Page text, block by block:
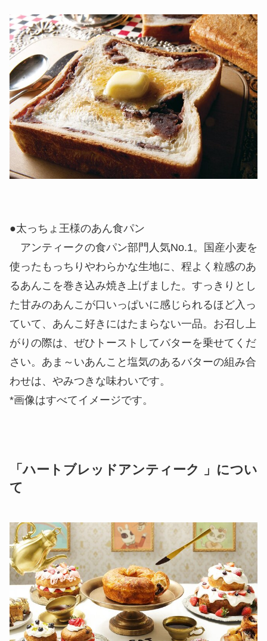
●太っちょ王様のあん食パン
アンティークの食パン部門人気No.1。国産小麦を
使ったもっちりやわらかな生地に、程よく粒感のあ
るあんこを巻き込み焼き上げました。すっきりとし
た甘みのあんこが口いっぱいに感じられるほど入っ
ていて、あんこ好きにはたまらない一品。お召し上
がりの際は、ぜひトーストしてバターを乗せてくだ
さい。あま～いあんこと塩気のあるバターの組み合
わせは、やみつきな味わいです。
*画像はすべてイメージです。
「ハートブレッドアンティーク 」につい
て